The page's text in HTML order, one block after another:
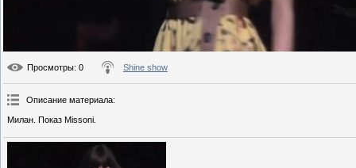
Просмотры: 0 Shine show
Описание материала:
Милан. Показ Missoni.